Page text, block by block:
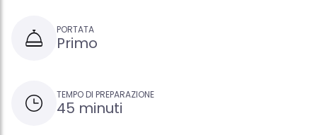
PORTATA
Primo
TEMPO DI PREPARAZIONE
45 minuti